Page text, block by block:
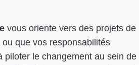
vous oriente vers des projets de
que vos responsabilités
piloter le changement au sein de